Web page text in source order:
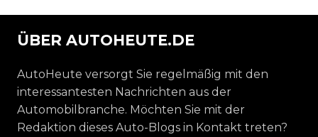
ÜBER AUTOHEUTE.DE
AutoHeute versorgt Sie regelmäßig mit den
interessantesten Nachrichten aus der
Automobilbranche. Möchten Sie mit der
Redaktion dieses Auto-Blogs in Kontakt treten?